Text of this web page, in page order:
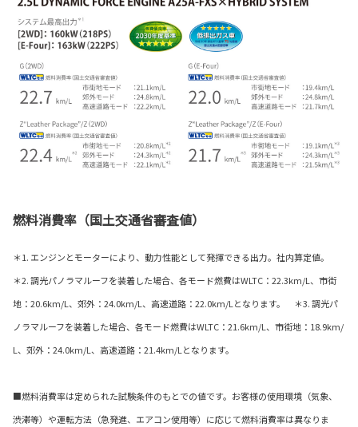
燃料消費率（国土交通省審査値）
＊1. エンジンとモーターにより、動力性能として発揮できる出力。社内算定値。
＊2. 調光パノラマルーフを装着した場合、各モード燃費はWLTC：22.3km/L、市街
地：20.6km/L、郊外：24.0km/L、高速道路：22.0km/Lとなります。 ＊3. 調光パ
ノラマルーフを装着した場合、各モード燃費はWLTC：21.6km/L、市街地：18.9km/
L、郊外：24.0km/L、高速道路：21.4km/Lとなります。
■燃料消費率は定められた試験条件のもとでの値です。お客様の使用環境（気象、
渋滞等）や運転方法（急発進、エアコン使用等）に応じて燃料消費率は異なりま